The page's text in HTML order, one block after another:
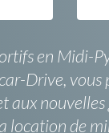
en Midi-
Drive,
aux
de